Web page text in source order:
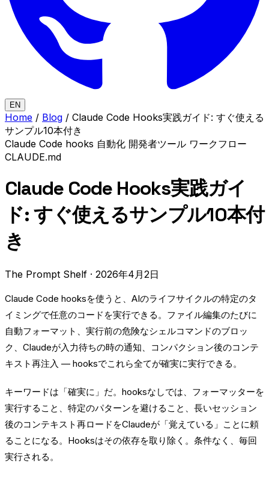
EN
Home / Blog / Claude Code Hooks実践ガイド: すぐ使える
サンプル10本付き
Claude Code hooks 自動化 開発者ツール ワークフロー
CLAUDE.md
Claude Code Hooks実践ガイ
ド: すぐ使えるサンプル10本付
き
The Prompt Shelf · 2026年4月2日
Claude Code hooksを使うと、AIのライフサイクルの特定のタ
イミングで任意のコードを実行できる。ファイル編集のたびに
自動フォーマット、実行前の危険なシェルコマンドのブロッ
ク、Claudeが入力待ちの時の通知、コンパクション後のコンテ
キスト再注入 — hooksでこれら全てが確実に実行できる。
キーワードは「確実に」だ。hooksなしでは、フォーマッターを
実行すること、特定のパターンを避けること、長いセッション
後のコンテキスト再ロードをClaudeが「覚えている」ことに頼
ることになる。Hooksはその依存を取り除く。条件なく、毎回
実行される。